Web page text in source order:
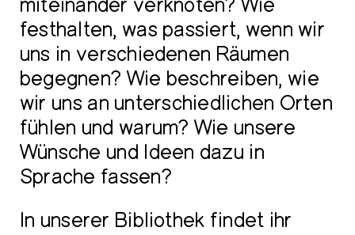
miteinander verknoten? Wie
festhalten, was passiert, wenn wir
uns in verschiedenen Räumen
begegnen? Wie beschreiben, wie
wir uns an unterschiedlichen Orten
fühlen und warum? Wie unsere
Wünsche und Ideen dazu in
Sprache fassen?
In unserer Bibliothek findet ihr